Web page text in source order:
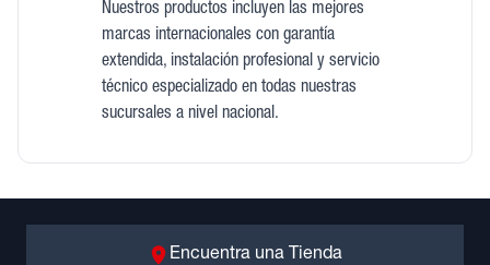
Nuestros productos incluyen las mejores
marcas internacionales con garantía
extendida, instalación profesional y servicio
técnico especializado en todas nuestras
sucursales a nivel nacional.
Encuentra una Tienda